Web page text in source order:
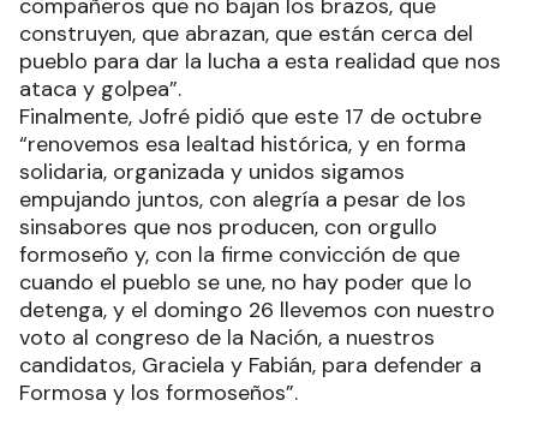
compañeros que no bajan los brazos, que
construyen, que abrazan, que están cerca del
pueblo para dar la lucha a esta realidad que nos
ataca y golpea”.
Finalmente, Jofré pidió que este 17 de octubre
“renovemos esa lealtad histórica, y en forma
solidaria, organizada y unidos sigamos
empujando juntos, con alegría a pesar de los
sinsabores que nos producen, con orgullo
formoseño y, con la firme convicción de que
cuando el pueblo se une, no hay poder que lo
detenga, y el domingo 26 llevemos con nuestro
voto al congreso de la Nación, a nuestros
candidatos, Graciela y Fabián, para defender a
Formosa y los formoseños”.